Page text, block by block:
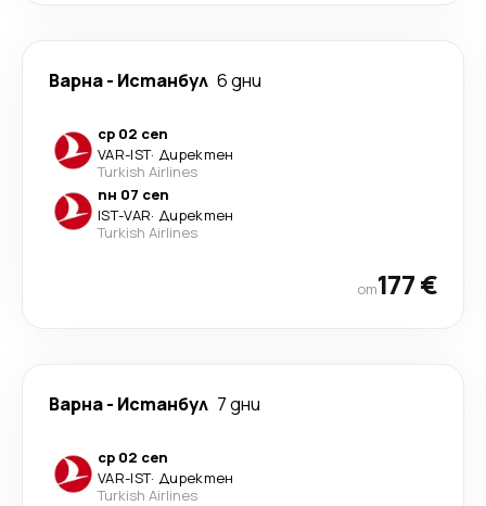
Варна- Истанбул 6 дни
ср 02 сеп
VAR-IST· Директен
Turkish Airlines
пн 07 сеп
IST-VAR· Директен
Turkish Airlines
от177 €
Варна- Истанбул 7 дни
ср 02 сеп
VAR-IST· Директен
Turkish Airlines